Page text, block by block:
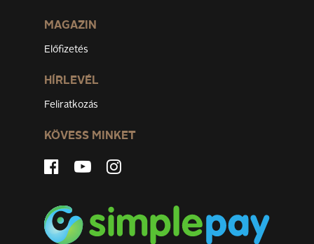
MAGAZIN
Előfizetés
HÍRLEVÉL
Feliratkozás
KÖVESS MINKET